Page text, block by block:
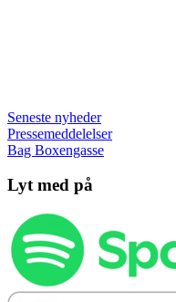
Seneste nyheder
Pressemeddelelser
Bag Boxengasse
Lyt med på